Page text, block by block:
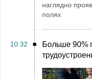
наглядно
полях
10:32
Больше 90%